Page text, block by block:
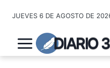
contenido
JUEVES 6 DE AGOSTO DE
DIARIO